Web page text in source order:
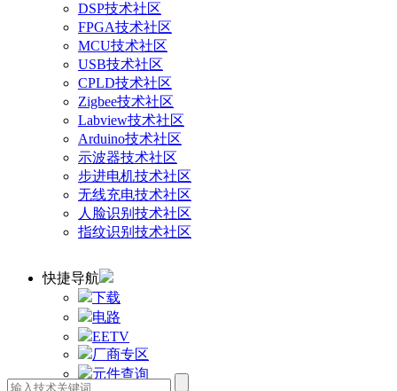
DSP技术社区
FPGA技术社区
MCU技术社区
USB技术社区
CPLD技术社区
Zigbee技术社区
Labview技术社区
Arduino技术社区
示波器技术社区
步进电机技术社区
无线充电技术社区
人脸识别技术社区
指纹识别技术社区
快捷导航
下载
电路
EETV
厂商专区
元件查询